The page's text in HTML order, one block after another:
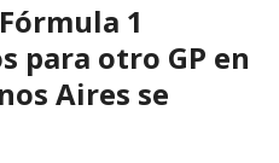
1
para otro GP en
Aires se